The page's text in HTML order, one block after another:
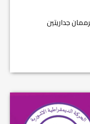
جداريتين